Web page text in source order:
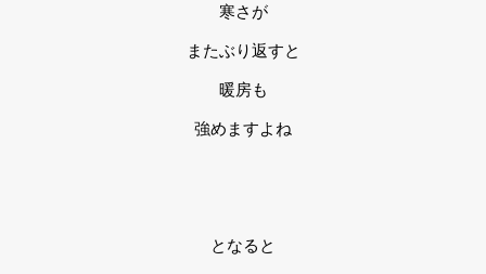
寒さが
またぶり返すと
暖房も
強めますよね
となると